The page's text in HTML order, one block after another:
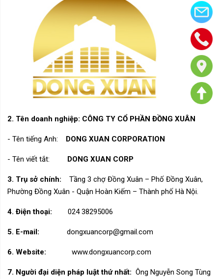
2. Tên doanh nghiệp: CÔNG TY CỔ PHẦN ĐỒNG XUÂN
- Tên tiếng Anh: DONG XUAN CORPORATION
- Tên viết tắt: DONG XUAN CORP
3. Trụ sở chính:
Tầng 3 chợ Đồng Xuân – Phố Đồng Xuân,
Phường Đồng Xuân - Quận Hoàn Kiếm – Thành phố Hà Nội.
4. Điện thoại: 024 38295006
5. E-mail: dongxuancorp@gmail.com
6. Website: www.dongxuancorp.com
7. Người đại diện pháp luật thứ nhất: Ông Nguyễn Song Tùng